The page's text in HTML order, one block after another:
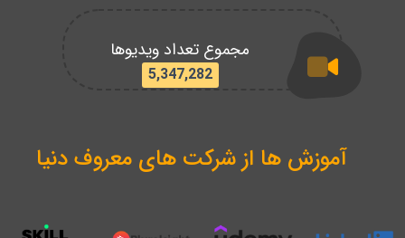
مجموع تعداد ویدیوها
5,347,282
آموزش ها از شرکت های معروف دنیا